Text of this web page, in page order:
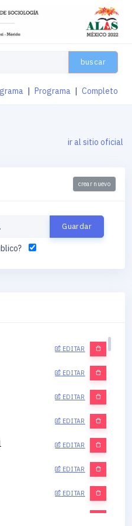
buscar
Programa Completo
ir al sitio oficial
crear nuevo
EDITAR
EDITAR
EDITAR
EDITAR
EDITAR
EDITAR
EDITAR